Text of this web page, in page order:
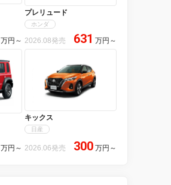
万円 ～
プレリュード
ホンダ
2026.08発売 631 万円 ～
万円 ～
キックス
日産
2026.06発売 300 万円 ～